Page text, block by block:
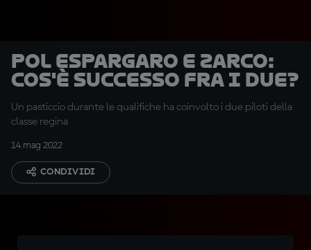
Pol Espargaro e Zarco:
cos'è successo fra i due?
Un pasticcio durante le qualifiche ha coinvolto i due piloti della
classe regina
14 mag 2022
CONDIVIDI